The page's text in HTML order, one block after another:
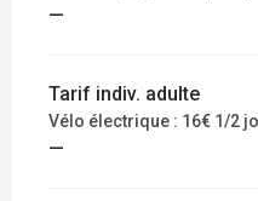
—
Tarif indiv. adulte
Vélo électrique : 16€ 1/2
—